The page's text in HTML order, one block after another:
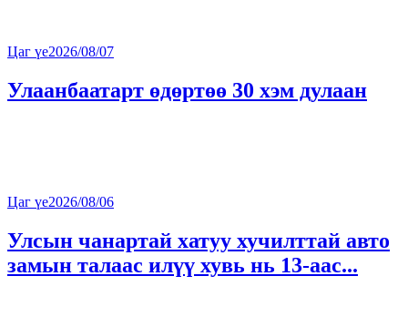
Цаг үе2026/08/07
Улаанбаатарт өдөртөө 30 хэм дулаан
Цаг үе2026/08/06
Улсын чанартай хатуу хучилттай авто
замын талаас илүү хувь нь 13-аас...